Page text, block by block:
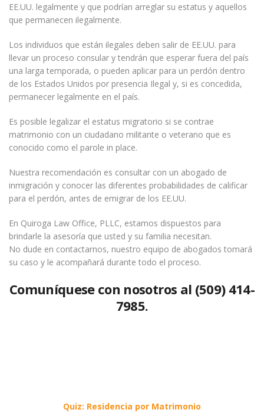
EE.UU. legalmente y que podrían arreglar su estatus y aquellos
que permanecen ilegalmente.
Los individuos que están ilegales deben salir de EE.UU. para
llevar un proceso consular y tendrán que esperar fuera del país
una larga temporada, o pueden aplicar para un perdón dentro
de los Estados Unidos por presencia Ilegal y, si es concedida,
permanecer legalmente en el país.
Es posible legalizar el estatus migratorio si se contrae
matrimonio con un ciudadano militante o veterano que es
conocido como el parole in place.
Nuestra recomendación es consultar con un abogado de
inmigración y conocer las diferentes probabilidades de calificar
para el perdón, antes de emigrar de los EE.UU.
En Quiroga Law Office, PLLC, estamos dispuestos para
brindarle la asesoría que usted y su familia necesitan.
No dude en contactarnos, nuestro equipo de abogados tomará
su caso y le acompañará durante todo el proceso.
Comuníquese con nosotros al (509) 414-
7985.
Quiz: Residencia por Matrimonio